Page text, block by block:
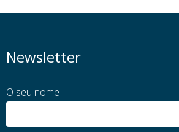
Newsletter
O seu nome